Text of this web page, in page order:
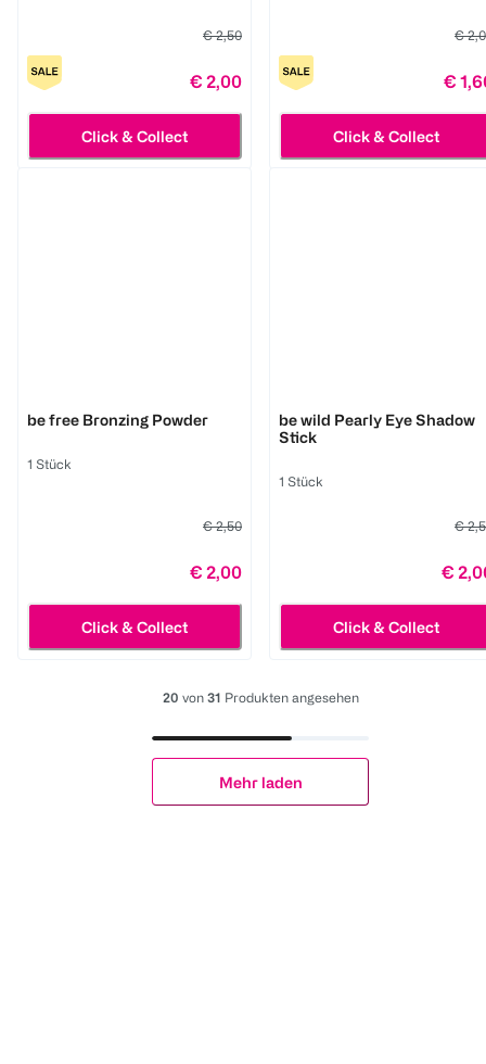
€ 2,50
€ 2,00
Click & Collect
€
€
Click & Collect
be free Bronzing Powder
1 Stück
€ 2,50
€ 2,00
Click & Collect
be wild Pearly Eye Shadow
Stick
1 Stück
€
€
Click & Collect
20 von31 Produkten angesehen
Mehr laden